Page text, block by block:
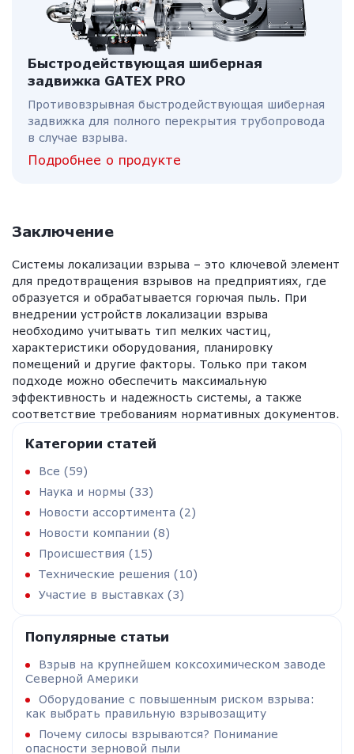
Быстродействующая шиберная
задвижка GATEX PRO
Противовзрывная быстродействующая шиберная
задвижка для полного перекрытия трубопровода
в случае взрыва.
Подробнее о продукте
Заключение
Системы локализации взрыва – это ключевой элемент
для предотвращения взрывов на предприятиях, где
образуется и обрабатывается горючая пыль. При
внедрении устройств локализации взрыва
необходимо учитывать тип мелких частиц,
характеристики оборудования, планировку
помещений и другие факторы. Только при таком
подходе можно обеспечить максимальную
эффективность и надежность системы, а также
соответствие требованиям нормативных документов.
Категории статей
Все (59)
Наука и нормы (33)
Новости ассортимента (2)
Новости компании (8)
Происшествия (15)
Технические решения (10)
Участие в выставках (3)
Популярные статьи
Взрыв на крупнейшем коксохимическом заводе
Северной Америки
Оборудование с повышенным риском взрыва:
как выбрать правильную взрывозащиту
Почему силосы взрываются? Понимание
опасности зерновой пыли